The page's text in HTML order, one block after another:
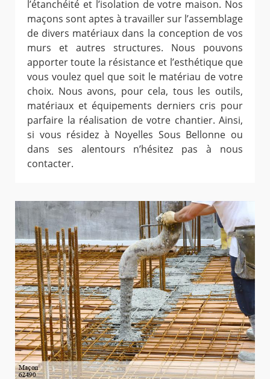
l’étanchéité et l’isolation de votre maison. Nos
maçons sont aptes à travailler sur l’assemblage
de divers matériaux dans la conception de vos
murs et autres structures. Nous pouvons
apporter toute la résistance et l’esthétique que
vous voulez quel que soit le matériau de votre
choix. Nous avons, pour cela, tous les outils,
matériaux et équipements derniers cris pour
parfaire la réalisation de votre chantier. Ainsi,
si vous résidez à Noyelles Sous Bellonne ou
dans ses alentours n’hésitez pas à nous
contacter.